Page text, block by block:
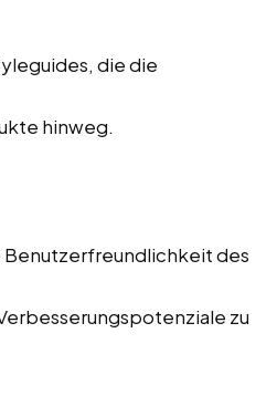
die die
hinweg.
Benutzerfreundlichkeit des
zu